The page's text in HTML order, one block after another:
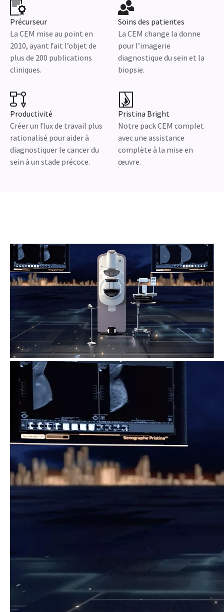
Précurseur
La CEM mise au point en
2010, ayant fait l’objet de
plus de 200 publications
cliniques.
Soins des patientes
La CEM change la donne
pour l’imagerie
diagnostique du sein et la
biopsie.
Productivité
Créer un flux de travail plus
rationalisé pour aider à
diagnostiquer le cancer du
sein à un stade précoce.
Pristina Bright
Notre pack CEM complet
avec une assistance
complète à la mise en
œuvre.